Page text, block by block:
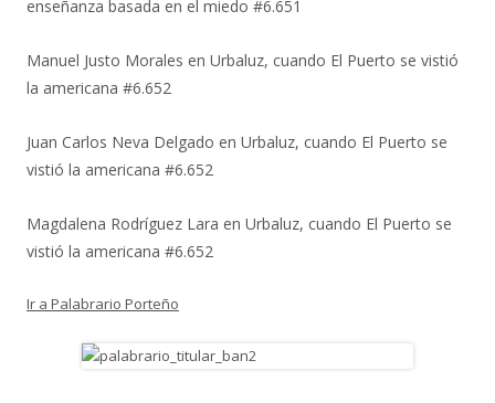
enseñanza basada en el miedo #6.651
Manuel Justo Morales en Urbaluz, cuando El Puerto se vistió
la americana #6.652
Juan Carlos Neva Delgado en Urbaluz, cuando El Puerto se
vistió la americana #6.652
Magdalena Rodríguez Lara en Urbaluz, cuando El Puerto se
vistió la americana #6.652
Ir a Palabrario Porteño